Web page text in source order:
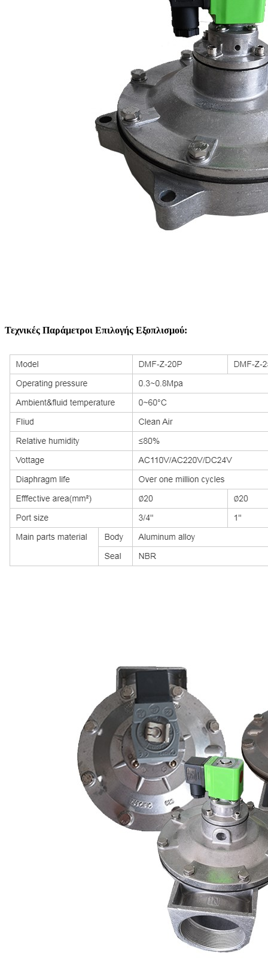
Τεχνικές Παράμετροι Επιλογής Εξοπλισμού: